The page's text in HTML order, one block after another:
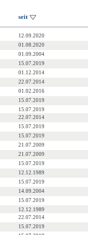
seit
12.09.2020
01.08.2020
01.09.2004
15.07.2019
01.12.2014
22.07.2014
01.02.2016
15.07.2019
15.07.2019
22.07.2014
15.07.2019
15.07.2019
21.07.2009
21.07.2009
15.07.2019
12.12.1989
15.07.2019
14.09.2004
15.07.2019
12.12.1989
22.07.2014
15.07.2019